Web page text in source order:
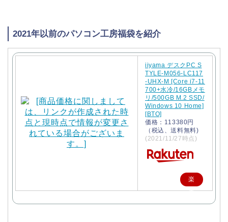
2021年以前のパソコン工房福袋を紹介
iiyama デスクPC S
TYLE-M056-LC117
-UHX-M [Core i7-11
700+水冷/16GBメモ
リ/500GB M.2 SSD/
Windows 10 Home]
[BTO]
価格：113380円
（税込、送料無料)
(2021/11/27時点)
楽
天